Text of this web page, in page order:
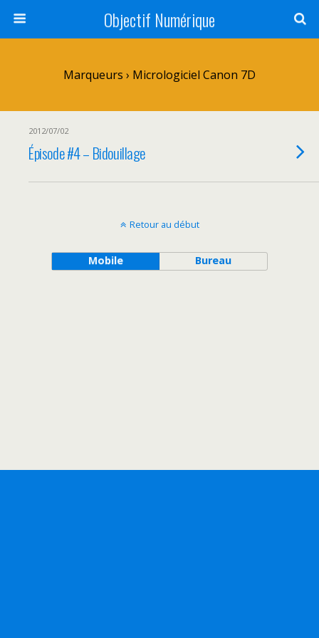
Objectif Numérique
Marqueurs › Micrologiciel Canon 7D
2012/07/02
Épisode #4 – Bidouillage
Retour au début
Mobile Bureau